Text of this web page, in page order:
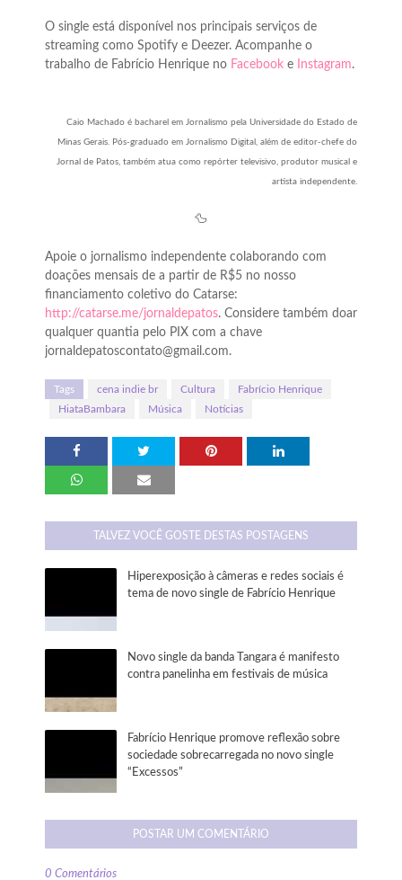
O single está disponível nos principais serviços de
streaming como Spotify e Deezer. Acompanhe o
trabalho de Fabrício Henrique no Facebook e Instagram.
Caio Machado é bacharel em Jornalismo pela Universidade do Estado de
Minas Gerais. Pós-graduado em Jornalismo Digital, além de editor-chefe do
Jornal de Patos, também atua como repórter televisivo, produtor musical e
artista independente.
🦆
Apoie o jornalismo independente colaborando com
doações mensais de a partir de R$5 no nosso
financiamento coletivo do Catarse:
http://catarse.me/jornaldepatos. Considere também doar
qualquer quantia pelo PIX com a chave
jornaldepatoscontato@gmail.com.
Tags cena indie br Cultura
Fabrício Henrique
HiataBambara
Música Notícias
TALVEZ VOCÊ GOSTE DESTAS POSTAGENS
Hiperexposição à câmeras e redes sociais é
tema de novo single de Fabrício Henrique
Novo single da banda Tangara é manifesto
contra panelinha em festivais de música
Fabrício Henrique promove reflexão sobre
sociedade sobrecarregada no novo single
“Excessos”
POSTAR UM COMENTÁRIO
0 Comentários